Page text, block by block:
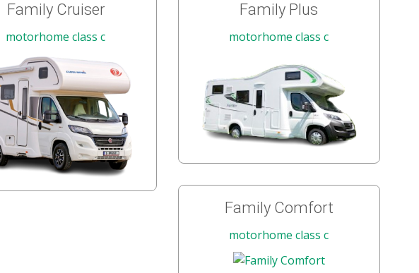
Family Cruiser
motorhome class c
Family Plus
motorhome class c
Family Comfort
motorhome class c